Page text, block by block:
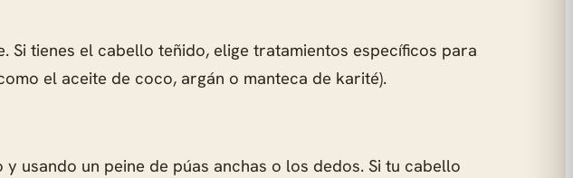
tienes el cabello teñido, elige tratamientos específicos para
el aceite de coco, argán o manteca de karité).
usando un peine de púas anchas o los dedos. Si tu cabello